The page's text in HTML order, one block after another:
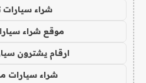
شراء سيارات
موقع شراء
ارقام يشترون
شراء سيارات